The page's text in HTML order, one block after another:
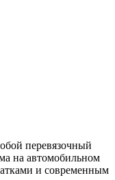
перевязочный
на автомобильном
и современным